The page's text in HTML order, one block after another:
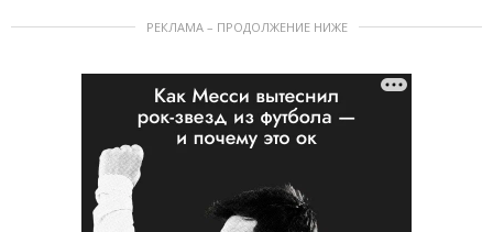
РЕКЛАМА – ПРОДОЛЖЕНИЕ НИЖЕ